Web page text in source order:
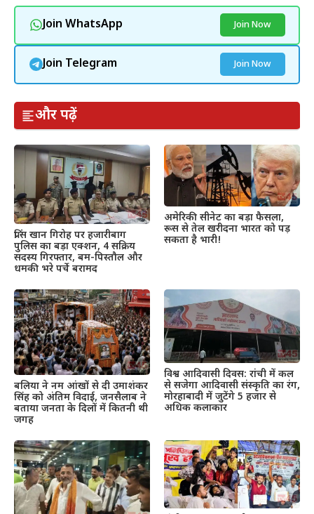
Join WhatsApp Join Now
Join Telegram Join Now
और पढ़ें
प्रिंस खान गिरोह पर हजारीबाग
पुलिस का बड़ा एक्शन, 4 सक्रिय
सदस्य गिरफ्तार, बम-पिस्तौल और
धमकी भरे पर्चे बरामद
अमेरिकी सीनेट का बड़ा फैसला,
रूस से तेल खरीदना भारत को पड़
सकता है भारी!
बलिया ने नम आंखों से दी उमाशंकर
सिंह को अंतिम विदाई, जनसैलाब ने
बताया जनता के दिलों में कितनी थी
जगह
विश्व आदिवासी दिवस: रांची में कल
से सजेगा आदिवासी संस्कृति का रंग,
मोरहाबादी में जुटेंगे 5 हजार से
अधिक कलाकार